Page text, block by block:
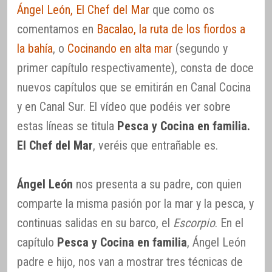
Ángel León, El Chef del Mar que como os
comentamos en Bacalao, la ruta de los fiordos a
la bahía, o Cocinando en alta mar (segundo y
primer capítulo respectivamente), consta de doce
nuevos capítulos que se emitirán en Canal Cocina
y en Canal Sur. El vídeo que podéis ver sobre
estas líneas se titula Pesca y Cocina en familia.
El Chef del Mar, veréis que entrañable es.
Ángel León nos presenta a su padre, con quien
comparte la misma pasión por la mar y la pesca, y
continuas salidas en su barco, el Escorpio. En el
capítulo Pesca y Cocina en familia, Ángel León
padre e hijo, nos van a mostrar tres técnicas de